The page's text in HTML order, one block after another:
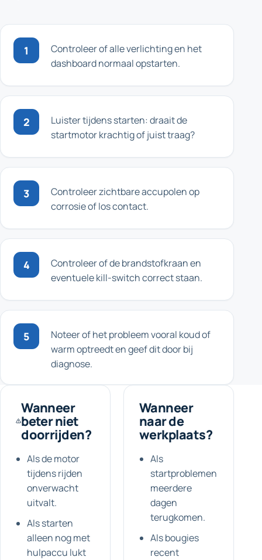
1
Controleer of alle verlichting en het
dashboard normaal opstarten.
2
Luister tijdens starten: draait de
startmotor krachtig of juist traag?
3
Controleer zichtbare accupolen op
corrosie of los contact.
4
Controleer of de brandstofkraan en
eventuele kill-switch correct staan.
5
Noteer of het probleem vooral koud of
warm optreedt en geef dit door bij
diagnose.
Wanneer
beter niet
doorrijden?
Als de motor
tijdens rijden
onverwacht
uitvalt.
Als starten
alleen nog met
hulpaccu lukt
Wanneer
naar de
werkplaats?
Als
startproblemen
meerdere
dagen
terugkomen.
Als bougies
recent